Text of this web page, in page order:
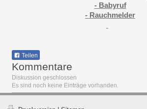
- Babyruf
- Rauchmelder
Teilen
Kommentare
Diskussion geschlossen
Es sind noch keine Einträge vorhanden.